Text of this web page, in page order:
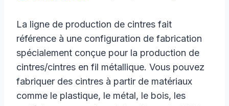
La ligne de production de cintres fait
référence à une configuration de fabrication
spécialement conçue pour la production de
cintres/cintres en fil métallique. Vous pouvez
fabriquer des cintres à partir de matériaux
comme le plastique, le métal, le bois, les